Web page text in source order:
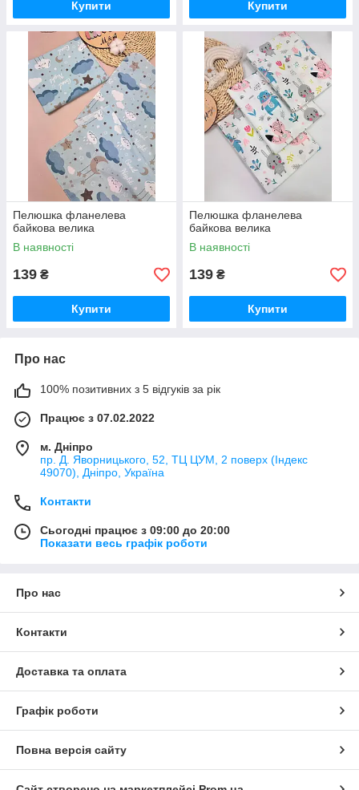
Купити Купити
Пелюшка фланелева
байкова велика
В наявності
139 ₴
Купити
Пелюшка фланелева
байкова велика
В наявності
139 ₴
Купити
Про нас
100% позитивних з 5 відгуків за рік
Працює з 07.02.2022
м. Дніпро
пр. Д. Яворницького, 52, ТЦ ЦУМ, 2 поверх (Індекс
49070), Дніпро, Україна
Контакти
Сьогодні працює з 09:00 до 20:00
Показати весь графік роботи
Про нас
Контакти
Доставка та оплата
Графік роботи
Повна версія сайту